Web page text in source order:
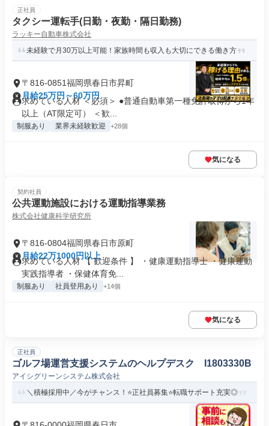
正社員
タクシー運転手(日勤・夜勤・隔日勤務)
ラッキー自動車株式会社
未経験で月30万以上可能！家族時間も収入も大切にできる働き方
〒816-0851福岡県春日市昇町
月給25万円～60万円
求めている人材 ＜必須＞ ●普通自動車第一種免許取得から1年
以上（AT限定可） ＜歓...
制服あり 業界未経験歓迎 +28個
気になる
契約社員
公共運動施設における運動指導業務
株式会社健康科学研究所
〒816-0804福岡県春日市原町
月給22万1000円以上
求めている人材 【 歓迎条件 】 ・健康運動指導士 ・健康運動
実践指導者 ・保健体育免...
制服あり 社員登用あり +14個
気になる
正社員
ゴルフ場運営支援システムのヘルプデスク I1803330B
アイシグリーンシステム株式会社
＼積極採用中／今がチャンス！⭐正社員募集⭐転職サポート充実◎